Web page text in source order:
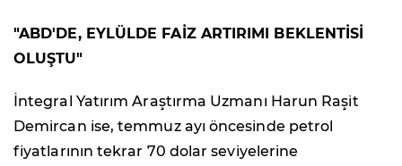
"ABD'DE, EYLÜLDE FAİZ ARTIRIMI BEKLENTİSİ
OLUŞTU"
İntegral Yatırım Araştırma Uzmanı Harun Raşit
Demircan ise, temmuz ayı öncesinde petrol
fiyatlarının tekrar 70 dolar seviyelerine